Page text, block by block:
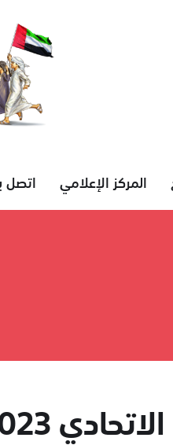
المركز الإعلامي اتصل
2023